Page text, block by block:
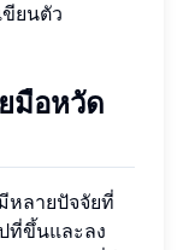
ยนตัว
มือหวัด
หลายปัจจัยที่
ที่ขึ้นและลง